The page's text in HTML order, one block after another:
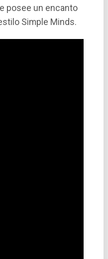
posee un encanto
Simple Minds.